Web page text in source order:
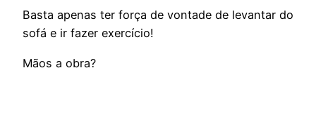
Basta apenas ter força de vontade de levantar do
sofá e ir fazer exercício!
Mãos a obra?